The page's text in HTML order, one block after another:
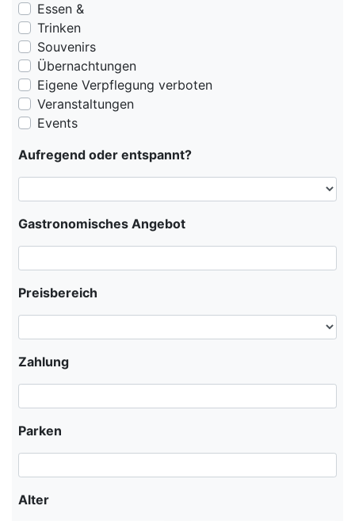
Essen &
Trinken
Souvenirs
Übernachtungen
Eigene Verpflegung verboten
Veranstaltungen
Events
Aufregend oder entspannt?
Gastronomisches Angebot
Preisbereich
Zahlung
Parken
Alter